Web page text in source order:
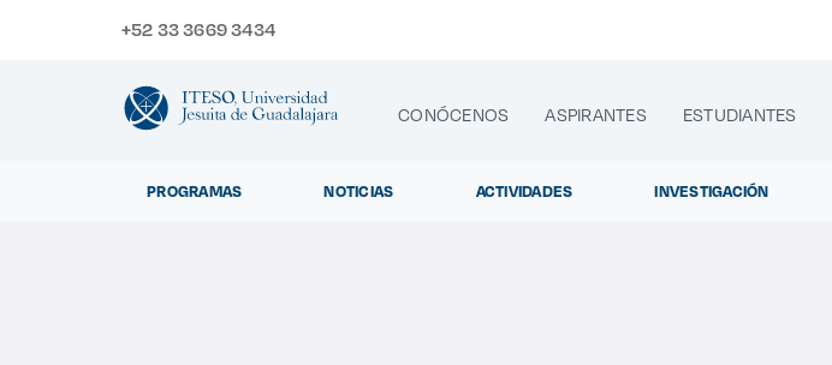
+52 33 3669 3434
CONÓCENOS ASPIRANTES ESTUDIANTES
PROGRAMAS NOTICIAS ACTIVIDADES INVESTIGACIÓN